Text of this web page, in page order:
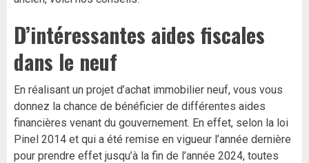
D’intéressantes aides fiscales
dans le neuf
En réalisant un projet d’achat immobilier neuf, vous vous
donnez la chance de bénéficier de différentes aides
financières venant du gouvernement. En effet, selon la loi
Pinel 2014 et qui a été remise en vigueur l’année dernière
pour prendre effet jusqu’à la fin de l’année 2024, toutes